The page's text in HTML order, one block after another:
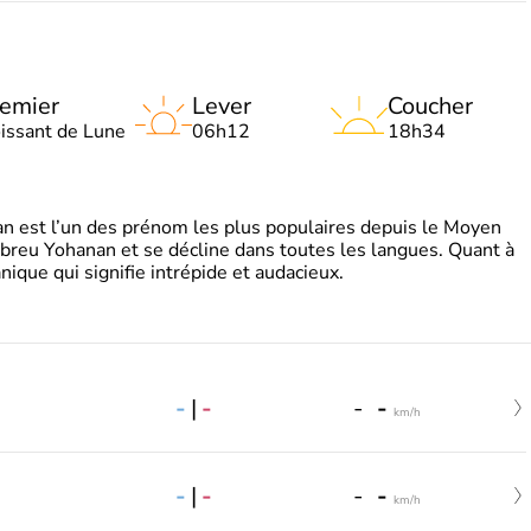
de Lune
Lever
06h12
Coucher
18h34
est l’un des prénom les plus populaires depuis le Moyen
Yohanan et se décline dans toutes les langues. Quant à
qui signifie intrépide et audacieux.
- | - - - km/h
- | - - - km/h